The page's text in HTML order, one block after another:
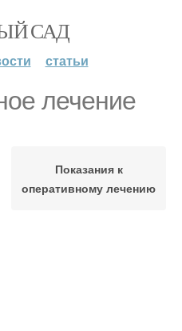
САД
статьи
лечение
Показания к
оперативному лечению